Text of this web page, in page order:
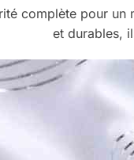
complète pour un
et durables,